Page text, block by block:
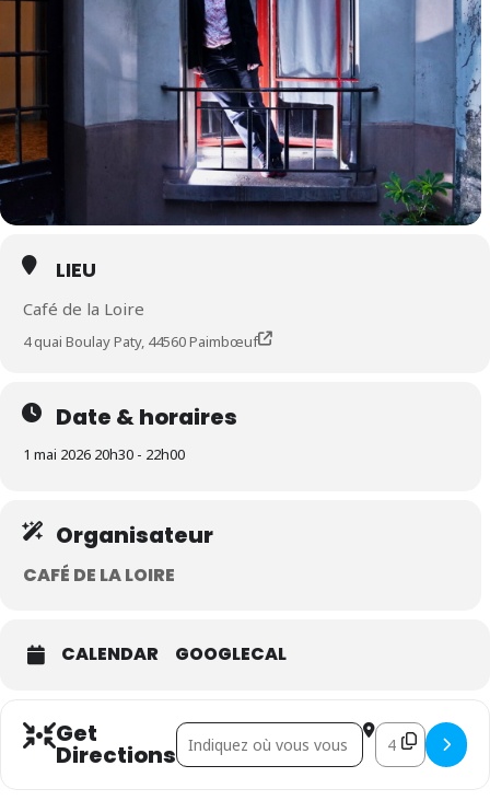
LIEU
Café de la Loire
4 quai Boulay Paty, 44560 Paimbœuf
Date & horaires
1 mai 2026 20h30 - 22h00
Organisateur
CAFÉ DE LA LOIRE
CALENDAR GOOGLECAL
Get
Directions
Address - Armelle Dumoulin • Chansons
Destination